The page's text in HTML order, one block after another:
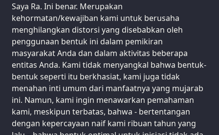
Saya Ra. Ini benar. Merupakan
kehormatan/kewajiban kami untuk berusaha
menghilangkan distorsi yang disebabkan oleh
penggunaan bentuk ini dalam pemikiran
masyarakat Anda dan dalam aktivitas beberapa
entitas Anda. Kami tidak menyangkal bahwa bentuk-
bentuk seperti itu berkhasiat, kami juga tidak
menahan inti umum dari manfaatnya yang mujarab
ini. Namun, kami ingin menawarkan pemahaman
kami, meskipun terbatas, bahwa - bertentangan
dengan kepercayaan naif kami ribuan tahun yang